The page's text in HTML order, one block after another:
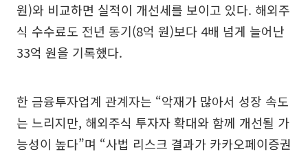
원)와 비교하면 실적이 개선세를 보이고 있다. 해외주
식 수수료도 전년 동기(8억 원)보다 4배 넘게 늘어난
33억 원을 기록했다.
한 금융투자업계 관계자는 “악재가 많아서 성장 속도
는 느리지만, 해외주식 투자자 확대와 함께 개선될 가
능성이 높다”며 “사법 리스크 결과가 카카오페이증권